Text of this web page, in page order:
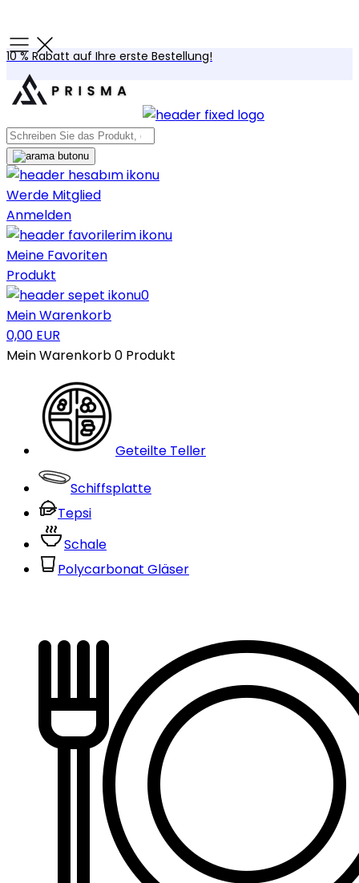
10 % Rabatt auf Ihre erste Bestellung!
Werde Mitglied
Anmelden
Meine Favoriten
Produkt
0
Mein Warenkorb
0,00 EUR
Mein Warenkorb0 Produkt
Geteilte Teller
Schiffsplatte
Tepsi
Schale
Polycarbonat Gläser